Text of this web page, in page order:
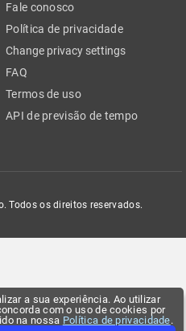
a sua experiência. Ao utilizar
com o uso de cookies por
na nossa Política de privacidade.
Fale conosco
Política de privacidade
Change privacy settings
FAQ
Termos de uso
API de previsão de tempo
Todos os direitos reservados.